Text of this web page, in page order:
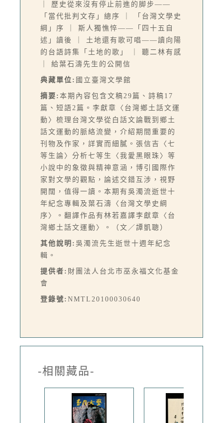
｜ 歷史從來沒有停止前進的脚步——
「當代批判文存」總序 ｜ 「台灣文學史
綱」序 ｜ 斯人獨憔悴——「四十五自
述」讀後 ｜ 土地還有歌可唱——讀向陽
的台語詩集「土地的歌」 ｜ 聽二林有感
｜ 給葉石濤先生的公開信
典藏單位: 國立臺灣文學館
摘要: 本期內容包含文稿29篇、詩稿17
篇、短語2篇。李獻章〈台灣鄉土話文運
動〉梳理台灣文學從白話文論戰到鄉土
話文運動的脈絡流變，介紹期間重要的
刊物及作家，詳實而細膩。張信吉〈七
等生論〉分析七等生〈我愛黑眼珠〉等
小說中的象徵與精神意涵，博引國際作
家對文學的觀點，論述交錯互涉，視野
開闊，值得一讀。本期有吳濁流逝世十
年紀念專輯及葉石濤〈台灣文學史綱
序〉。翻譯作品有林若嘉譯李獻章〈台
灣鄉土話文運動〉。（文／譚凱聰）
其他說明: 吳濁流先生逝世十週年紀念
輯。
提供者: 財團法人台北市巫永福文化基金
會
登錄號: NMTL20100030640
-相關藏品-